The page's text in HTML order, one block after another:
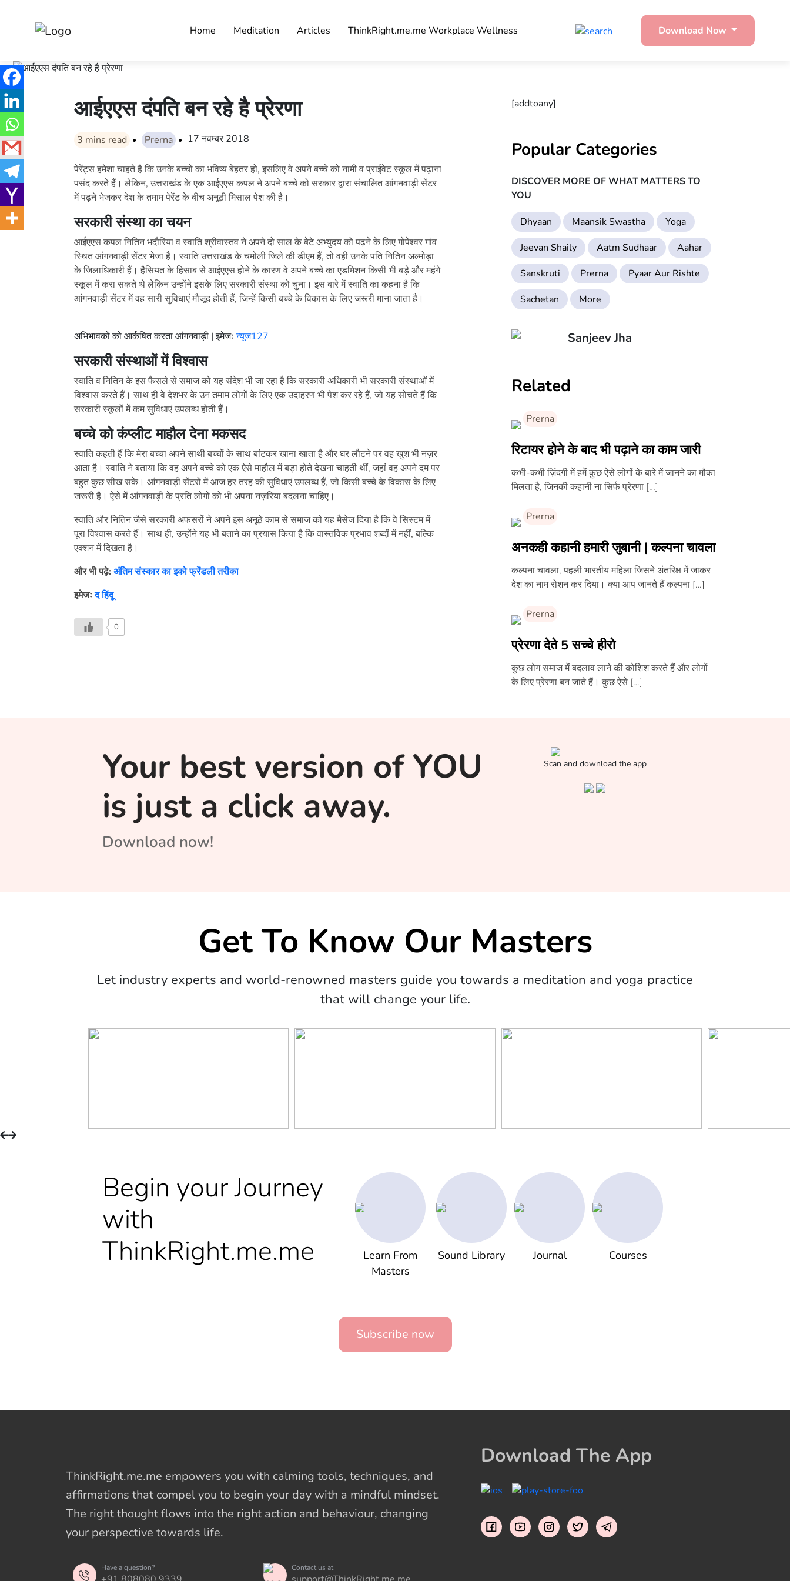
Home Meditation Articles ThinkRight.me.me Workplace Wellness Download Now
आईएएस दंपति बन रहे है प्रेरणा
3 mins read Prerna 17 नवम्बर 2018
पेरेंट्स हमेशा चाहते है कि उनके बच्चों का भविष्य बेहतर हो, इसलिए वे अपने बच्चे को नामी व प्राईवेट स्कूल में पढ़ाना
पसंद करते हैं। लेकिन, उत्तराखंड के एक आईएएस कपल ने अपने बच्चे को सरकार द्वारा संचालित आंगनवाड़ी सेंटर
में पढ़ने भेजकर देश के तमाम पेरेंट के बीच अनूठी मिसाल पेश की है।
सरकारी संस्था का चयन
आईएएस कपल नितिन भदौरिया व स्वाति श्रीवास्तव ने अपने दो साल के बेटे अभ्युदय को पढ़ने के लिए गोपेश्वर गांव
स्थित आंगनवाड़ी सेंटर भेजा है। स्वाति उत्तराखंड के चमोली जिले की डीएम हैं, तो वही उनके पति नितिन अल्मोड़ा
के जिलाधिकारी हैं। हैसियत के हिसाब से आईएएस होने के कारण वे अपने बच्चे का एडमिशन किसी भी बड़े और महंगे
स्कूल में करा सकते थे लेकिन उन्होंने इसके लिए सरकारी संस्था को चुना। इस बारे में स्वाति का कहना है कि
आंगनवाड़ी सेंटर में वह सारी सुविधाएं मौजूद होती हैं, जिन्हें किसी बच्चे के विकास के लिए जरूरी माना जाता है।
अभिभावकों को आर्कषित करता आंगनवाड़ी | इमेजःन्यूज127
सरकारी संस्थाओं में विश्वास
स्वाति व नितिन के इस फैसले से समाज को यह संदेश भी जा रहा है कि सरकारी अधिकारी भी सरकारी संस्थाओं में
विश्वास करते हैं। साथ ही वे देशभर के उन तमाम लोगों के लिए एक उदाहरण भी पेश कर रहे हैं, जो यह सोचते हैं कि
सरकारी स्कूलों में कम सुविधाएं उपलब्ध होती हैं।
बच्चे को कंप्लीट माहौल देना मकसद
स्वाति कहती हैं कि मेरा बच्चा अपने साथी बच्चों के साथ बांटकर खाना खाता है और घर लौटने पर वह खुश भी नज़र
आता है। स्वाति ने बताया कि वह अपने बच्चे को एक ऐसे माहौल में बड़ा होते देखना चाहती थीं, जहां वह अपने दम पर
बहुत कुछ सीख सके। आंगनवाड़ी सेंटरों में आज हर तरह की सुविधाएं उपलब्ध हैं, जो किसी बच्चे के विकास के लिए
जरूरी है। ऐसे में आंगनवाड़ी के प्रति लोगों को भी अपना नज़रिया बदलना चाहिए।
स्वाति और नितिन जैसे सरकारी अफसरों ने अपने इस अनूठे काम से समाज को यह मैसेज दिया है कि वे सिस्टम में
पूरा विश्वास करते हैं। साथ ही, उन्होंने यह भी बताने का प्रयास किया है कि वास्तविक प्रभाव शब्दों में नहीं, बल्कि
एक्शन में दिखता है।
और भी पढ़े: अंतिम संस्कार का इको फ्रेंडली तरीका
इमेजःद हिंदू
0
[addtoany]
Popular Categories
DISCOVER MORE OF WHAT MATTERS TO
YOU
Dhyaan Maansik Swastha
Yoga
Jeevan Shaily
Aatm Sudhaar
Aahar
Sanskruti
Prerna
Pyaar Aur Rishte
Sachetan
More
Sanjeev Jha
Related
Prerna
रिटायर होने के बाद भी पढ़ाने का काम जारी
कभी-कभी ज़िंदगी में हमें कुछ ऐसे लोगों के बारे में जानने का मौका
मिलता है, जिनकी कहानी ना सिर्फ प्रेरणा […]
Prerna
अनकही कहानी हमारी जुबानी | कल्पना चावला
कल्पना चावला, पहली भारतीय महिला जिसने अंतरिक्ष में जाकर
देश का नाम रोशन कर दिया। क्या आप जानते हैं कल्पना […]
Prerna
प्रेरणा देते 5 सच्चे हीरो
कुछ लोग समाज में बदलाव लाने की कोशिश करते हैं और लोगों
के लिए प्रेरणा बन जाते हैं। कुछ ऐसे […]
Your best version of YOU
is just a click away.
Download now!
Scan and download the app
Get To Know Our Masters
Let industry experts and world-renowned masters guide you towards a meditation and yoga practice
that will change your life.
Begin your Journey
with
ThinkRight.me.me
Learn From
Masters
Sound Library Journal Courses
Subscribe now
ThinkRight.me.me empowers you with calming tools, techniques, and
affirmations that compel you to begin your day with a mindful mindset.
The right thought flows into the right action and behaviour, changing
your perspective towards life.
Have a question? Contact us at
Download The App